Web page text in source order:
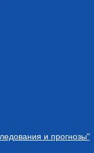
и прогнозы"